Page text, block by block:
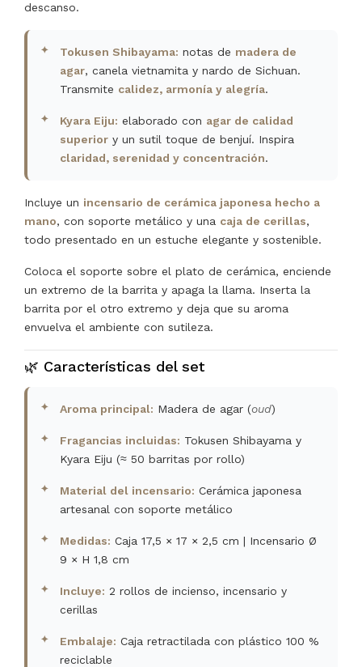
descanso.
Tokusen Shibayama: notas de madera de
agar, canela vietnamita y nardo de Sichuan.
Transmite calidez, armonía y alegría.
Kyara Eiju: elaborado con agar de calidad
superior y un sutil toque de benjuí. Inspira
claridad, serenidad y concentración.
Incluye un incensario de cerámica japonesa hecho a
mano, con soporte metálico y una caja de cerillas,
todo presentado en un estuche elegante y sostenible.
Coloca el soporte sobre el plato de cerámica, enciende
un extremo de la barrita y apaga la llama. Inserta la
barrita por el otro extremo y deja que su aroma
envuelva el ambiente con sutileza.
🌿 Características del set
Aroma principal: Madera de agar (oud)
Fragancias incluidas: Tokusen Shibayama y
Kyara Eiju (≈ 50 barritas por rollo)
Material del incensario: Cerámica japonesa
artesanal con soporte metálico
Medidas: Caja 17,5 × 17 × 2,5 cm | Incensario Ø
9 × H 1,8 cm
Incluye: 2 rollos de incienso, incensario y
cerillas
Embalaje: Caja retractilada con plástico 100 %
reciclable